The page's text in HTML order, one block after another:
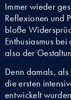
Immer wieder
Reflexionen und
bloße
Enthusiasmus
also der
Denn damals,
die ersten
entwickelt